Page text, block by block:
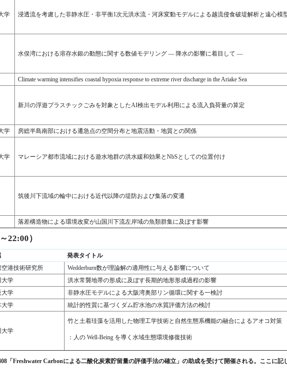
学 浸透流を考慮した非静水圧・非平衡1次元洪水流・河床変動モデルによる越流侵食破堤解析と遠心模
水俣湾における溶存水銀の動態に関する数値モデリング ― 降水の影響に着目して ―
Climate warming intensifies coastal hypoxia response to extreme river discharge in the Ariake Sea
新川の浮遊プラスチックごみを対象としたAI検出モデル利用による流入負荷量の算定
学 房総半島南部における遷急点の空間分布と地震活動・地質との関係
学 マレーシア都市流域における遊水地群の洪水緩和効果とNbSとしての位置付け
筑後川下流域の輪中における近代以降の堤防および集落の変遷
落差構造物による環境改変が山国川下流左岸域の魚類群集に及ぼす影響
22:00）
発表タイトル
空港技術研究所
Wedderburn数が理論解の適用性に与える影響について
大学
洪水常襲地帯の形成に及ぼす長期的地形形成過程の影響
大学
非静水圧モデルによる大阪湾奥部リン循環に関する一検討
大学 統計的性質に基づくダム貯水池の水質評価方法の検討
大学
竹と土着珪藻を活用した物理工学技術と自然生態系機能の融合によるアオコ対策
：人の Well-Being を導く水域生態環境修復技術
「Freshwater Carbonによる二酸化炭素貯留量の評価手法の確立」の助成を受けて開催される。ここに記